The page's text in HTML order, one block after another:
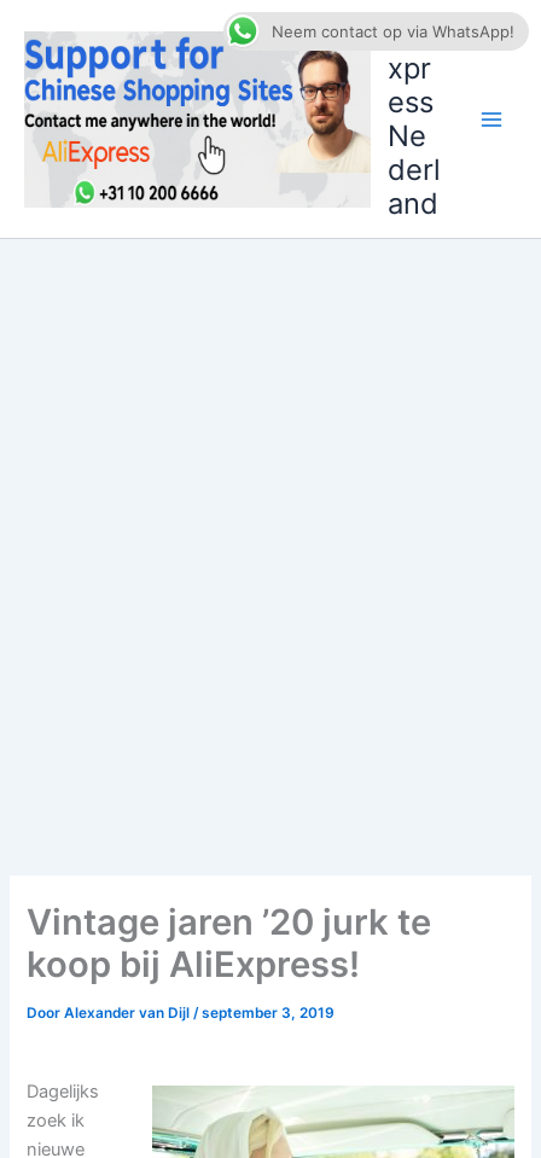
naar
inhoud
AliE
xpr
ess
Ne
derl
and
Vintage jaren ’20 jurk te
koop bij AliExpress!
DoorAlexander van Dijl/september 3, 2019
Dagelijks
zoek ik
nieuwe
Neem contact op via WhatsApp!